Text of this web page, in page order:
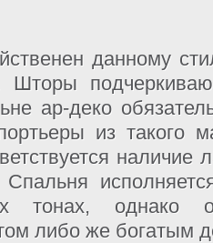
данному
Шторы
ар-деко
из такого
наличие
Спальня
тонах, однако
либо же богатым